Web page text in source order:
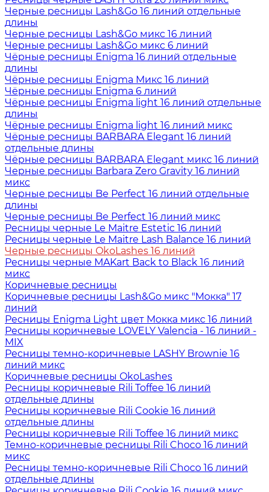
Черные ресницы Lash&Go 16 линий отдельные
длины
Черные ресницы Lash&Go микс 16 линий
Черные ресницы Lash&Go микс 6 линий
Чёрные ресницы Enigma 16 линий отдельные
длины
Чёрные ресницы Enigma Микс 16 линий
Чёрные ресницы Enigma 6 линий
Чёрные ресницы Enigma light 16 линий отдельные
длины
Чёрные ресницы Enigma light 16 линий микс
Чёрные ресницы BARBARA Elegant 16 линий
отдельные длины
Чёрные ресницы BARBARA Elegant микс 16 линий
Черные ресницы Barbara Zero Gravity 16 линий
микс
Черные ресницы Be Perfect 16 линий отдельные
длины
Черные ресницы Be Perfect 16 линий микс
Ресницы черные Le Maitre Estetic 16 линий
Ресницы черные Le Maitre Lash Balance 16 линий
Черные ресницы OkoLashes 16 линий
Ресницы черные MAKart Back to Black 16 линий
микс
Коричневые ресницы
Коричневые ресницы Lash&Go микс "Мокка" 17
линий
Ресницы Enigma Light цвет Мокка микс 16 линий
Ресницы коричневые LOVELY Valencia - 16 линий -
MIX
Ресницы темно-коричневые LASHY Brownie 16
линий микс
Коричневые ресницы OkoLashes
Ресницы коричневые Rili Toffee 16 линий
отдельные длины
Ресницы коричневые Rili Cookie 16 линий
отдельные длины
Ресницы коричневые Rili Toffee 16 линий микс
Темно-коричневые ресницы Rili Choco 16 линий
микс
Ресницы темно-коричневые Rili Choco 16 линий
отдельные длины